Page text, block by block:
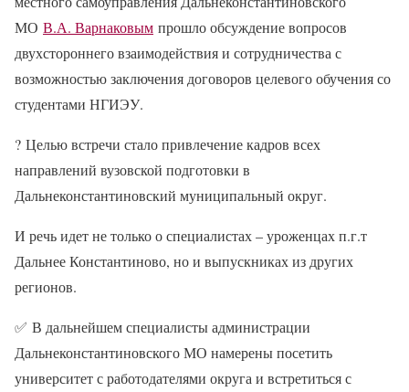
МО В.А. Варнаковым прошло обсуждение вопросов
двухстороннего взаимодействия и сотрудничества с
возможностью заключения договоров целевого обучения со
студентами НГИЭУ.
? Целью встречи стало привлечение кадров всех
направлений вузовской подготовки в
Дальнеконстантиновский муниципальный округ.
И речь идет не только о специалистах – уроженцах п.г.т
Дальнее Константиново, но и выпускниках из других
регионов.
✅ В дальнейшем специалисты администрации
Дальнеконстантиновского МО намерены посетить
университет с работодателями округа и встретиться с